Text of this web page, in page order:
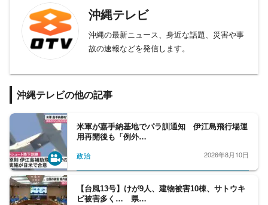
沖縄テレビ
沖縄の最新ニュース、身近な話題、災害や事
故の速報などを発信します。
沖縄テレビの他の記事
米軍が嘉手納基地でパラ訓通知 伊江島飛行場運
用再開後も「例外…
政治 2026年8月10日
【台風13号】けが9人、建物被害10棟、サトウキ
ビ被害多く… 県…